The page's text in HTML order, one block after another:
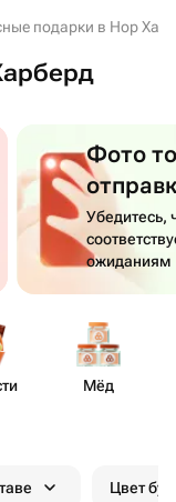
подарки в Нор
Фото
Убедитесь,
ожиданиям
Мёд
Цвет